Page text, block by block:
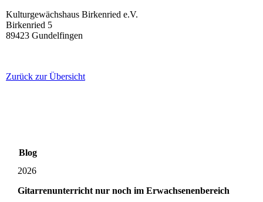
Kulturgewächshaus Birkenried e.V.
Birkenried 5
89423 Gundelfingen
Zurück zur Übersicht
Blog
2026
Gitarrenunterricht nur noch im Erwachsenenbereich